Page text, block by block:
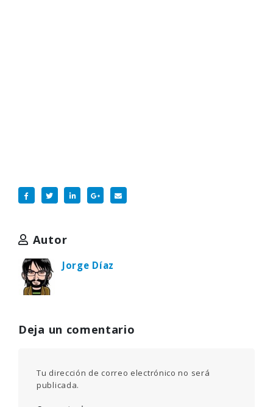
Autor
Jorge Díaz
Deja un comentario
Tu dirección de correo electrónico no será
publicada.